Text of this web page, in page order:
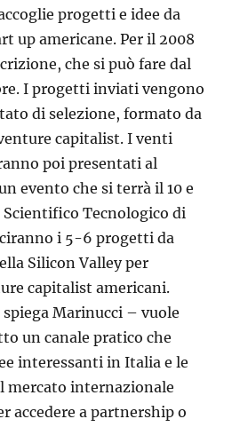
progetti e idee da
up americane. Per il 2008
che si può fare dal
I progetti inviati vengono
di selezione, formato da
capitalist. I venti
poi presentati al
evento che si terrà il 10 e
Scientifico Tecnologico di
i 5-6 progetti da
Silicon Valley per
capitalist americani.
spiega Marinucci – vuole
un canale pratico che
interessanti in Italia e le
mercato internazionale
accedere a partnership o